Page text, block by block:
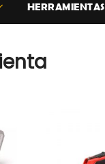
HERRAMIENTAS